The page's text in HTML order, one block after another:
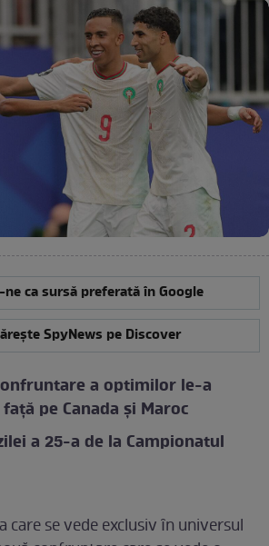
ca sursă preferată în Google
SpyNews pe Discover
a optimilor le-a
pe Canada și Maroc
a 25-a de la Campionatul
care se vede exclusiv ȋn universul